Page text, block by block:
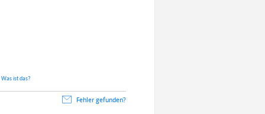
Was ist das?
Fehler gefunden?